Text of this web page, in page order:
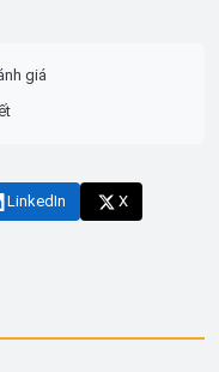
giá
LinkedIn X